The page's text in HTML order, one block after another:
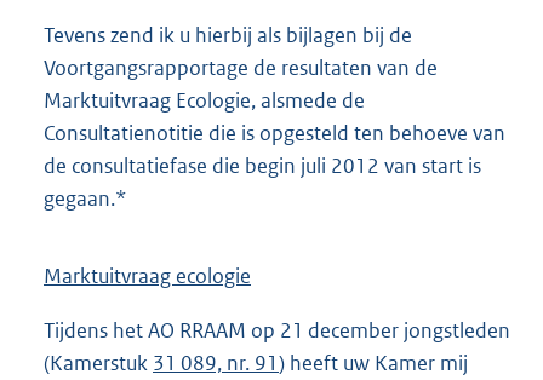
Tevens zend ik u hierbij als bijlagen bij de
Voortgangsrapportage de resultaten van de
Marktuitvraag Ecologie, alsmede de
Consultatienotitie die is opgesteld ten behoeve van
de consultatiefase die begin juli 2012 van start is
gegaan.*
Marktuitvraag ecologie
Tijdens het AO RRAAM op 21 december jongstleden
(Kamerstuk 31 089, nr. 91) heeft uw Kamer mij